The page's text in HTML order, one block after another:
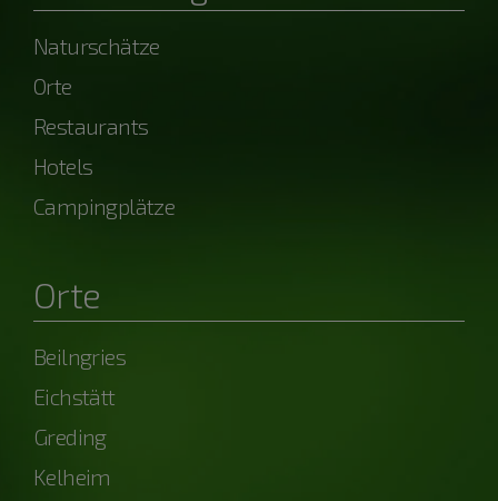
Naturschätze
Orte
Restaurants
Hotels
Campingplätze
Orte
Beilngries
Eichstätt
Greding
Kelheim